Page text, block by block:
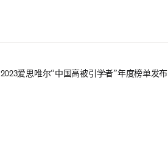
2023爱思唯尔“中国高被引学者”年度榜单发布